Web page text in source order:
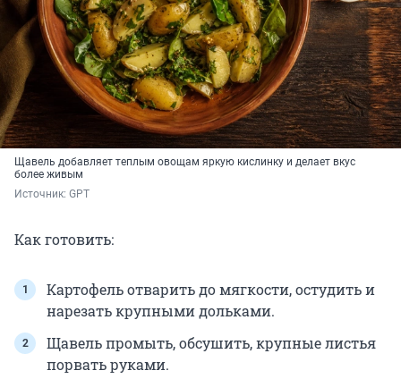
Щавель добавляет теплым овощам яркую кислинку и делает вкус
более живым
Источник: GPT
Как готовить:
Картофель отварить до мягкости, остудить и
нарезать крупными дольками.
Щавель промыть, обсушить, крупные листья
порвать руками.